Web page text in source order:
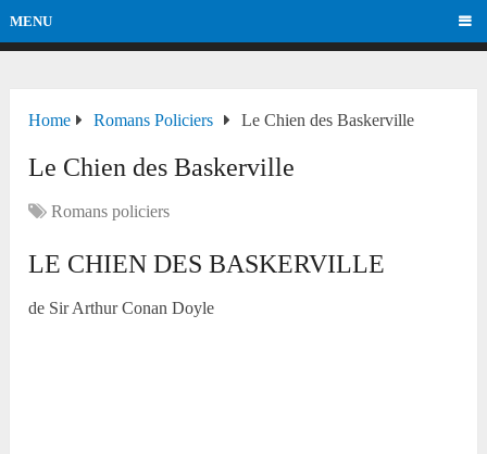
MENU
Home Romans Policiers Le Chien des Baskerville
Le Chien des Baskerville
Romans policiers
LE CHIEN DES BASKERVILLE
de Sir Arthur Conan Doyle